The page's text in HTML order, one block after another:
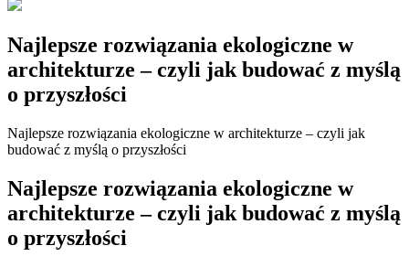
Najlepsze rozwiązania ekologiczne w
architekturze – czyli jak budować z myślą
o przyszłości
Najlepsze rozwiązania ekologiczne w architekturze – czyli jak
budować z myślą o przyszłości
Najlepsze rozwiązania ekologiczne w
architekturze – czyli jak budować z myślą
o przyszłości